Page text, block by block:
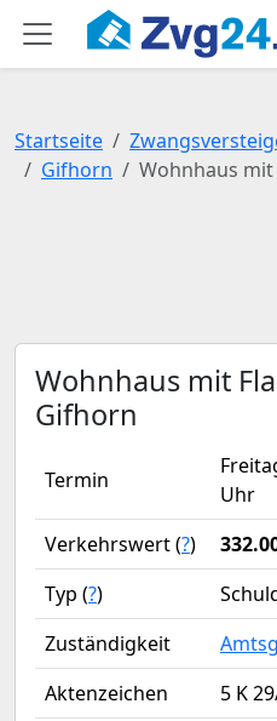
Startseite
Gifhorn
Wohnhaus
Wohnhaus mit
Gifhorn
Termin
Uhr
Verkehrswert (?)
Typ (?)
Zuständigkeit
Aktenzeichen
5 K